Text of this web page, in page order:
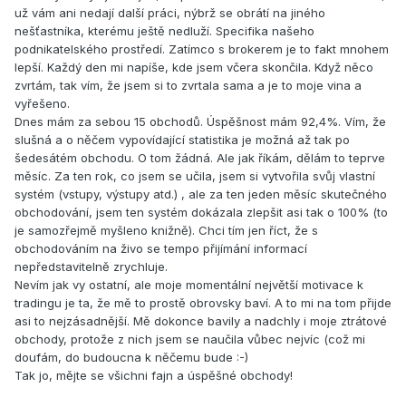
už vám ani nedají další práci, nýbrž se obrátí na jiného
nešťastníka, kterému ještě nedluží. Specifika našeho
podnikatelského prostředí. Zatímco s brokerem je to fakt mnohem
lepší. Každý den mi napíše, kde jsem včera skončila. Když něco
zvrtám, tak vím, že jsem si to zvrtala sama a je to moje vina a
vyřešeno.
Dnes mám za sebou 15 obchodů. Úspěšnost mám 92,4%. Vím, že
slušná a o něčem vypovídající statistika je možná až tak po
šedesátém obchodu. O tom žádná. Ale jak říkám, dělám to teprve
měsíc. Za ten rok, co jsem se učila, jsem si vytvořila svůj vlastní
systém (vstupy, výstupy atd.) , ale za ten jeden měsíc skutečného
obchodování, jsem ten systém dokázala zlepšit asi tak o 100% (to
je samozřejmě myšleno knižně). Chci tím jen říct, že s
obchodováním na živo se tempo přijímání informací
nepředstavitelně zrychluje.
Nevím jak vy ostatní, ale moje momentální největší motivace k
tradingu je ta, že mě to prostě obrovsky baví. A to mi na tom přijde
asi to nejzásadnější. Mě dokonce bavily a nadchly i moje ztrátové
obchody, protože z nich jsem se naučila vůbec nejvíc (což mi
doufám, do budoucna k něčemu bude :-)
Tak jo, mějte se všichni fajn a úspěšné obchody!